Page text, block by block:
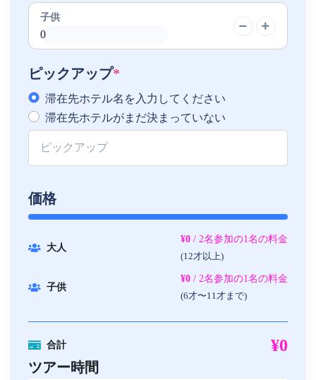
子供
ピックアップ*
滞在先ホテル名を入力してください
滞在先ホテルがまだ決まっていない
価格
大人
¥0 / 2名参加の1名の料金
(12才以上)
子供
¥0 / 2名参加の1名の料金
(6才〜11才まで)
合計 ¥0
ツアー時間